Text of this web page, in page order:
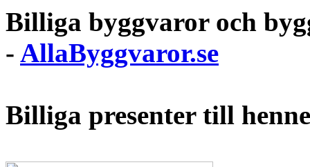
Billiga byggvaror och
- AllaByggvaror.se
Billiga presenter till